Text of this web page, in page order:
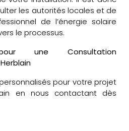
les autorités locales et de
de l’énergie solaire
le processus.
une Consultation
pour votre projet
en nous contactant dès